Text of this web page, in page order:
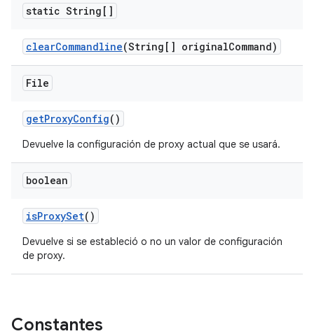
static String[]
clearCommandline(String[] originalCommand)
File
getProxyConfig()
Devuelve la configuración de proxy actual que se usará.
boolean
isProxySet()
Devuelve si se estableció o no un valor de configuración
de proxy.
Constantes